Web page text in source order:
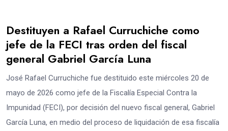
Destituyen a Rafael Curruchiche como
jefe de la FECI tras orden del fiscal
general Gabriel García Luna
José Rafael Curruchiche fue destituido este miércoles 20 de
mayo de 2026 como jefe de la Fiscalía Especial Contra la
Impunidad (FECI), por decisión del nuevo fiscal general, Gabriel
García Luna, en medio del proceso de liquidación de esa fiscalía